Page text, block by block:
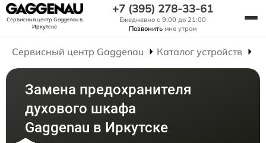
Сервисный центр Gaggenauв
Иркутске
+7 (395) 278-33-61
Ежедневно с 9:00 до 21:00
Позвонить мне утром
Сервисный центр Gaggenau Каталог устройств
Замена предохранителя
духового шкафа
Gaggenau в Иркутске